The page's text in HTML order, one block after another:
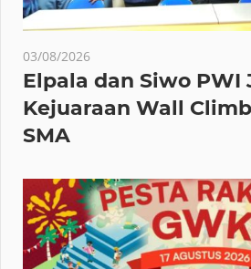
03/08/2026
Elpala dan Siwo PWI
Kejuaraan Wall
SMA